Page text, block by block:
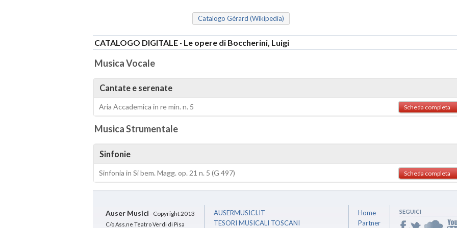
Catalogo Gérard (Wikipedia)
CATALOGO DIGITALE · Le opere di Boccherini, Luigi
Musica Vocale
Cantate e serenate
Aria Accademica in re min. n. 5 Scheda completa
Musica Strumentale
Sinfonie
Sinfonia in Si bem. Magg. op. 21 n. 5 (G 497) Scheda completa
Auser Musici - Copyright 2013
C/o Ass.ne Teatro Verdi di Pisa
AUSERMUSICI.IT
TESORI MUSICALI TOSCANI
Home
Partner
SEGUICI